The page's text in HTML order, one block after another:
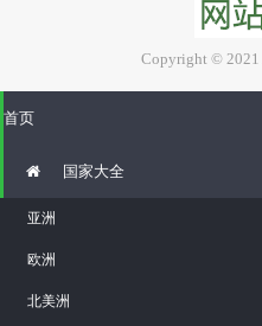
Copyright © 2021
首页
国家大全
亚洲
欧洲
北美洲